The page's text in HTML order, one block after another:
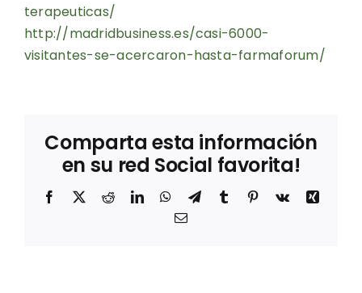
terapeuticas/
http://madridbusiness.es/casi-6000-
visitantes-se-acercaron-hasta-farmaforum/
Comparta esta información
en su red Social favorita!
Facebook
X RedditLinkedInWhatsApp
TelegramTumblr Pinterest
Vk
Xing
Correo